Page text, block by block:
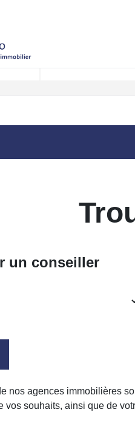
un conseiller
nos agences immobilières
vos souhaits, ainsi que de